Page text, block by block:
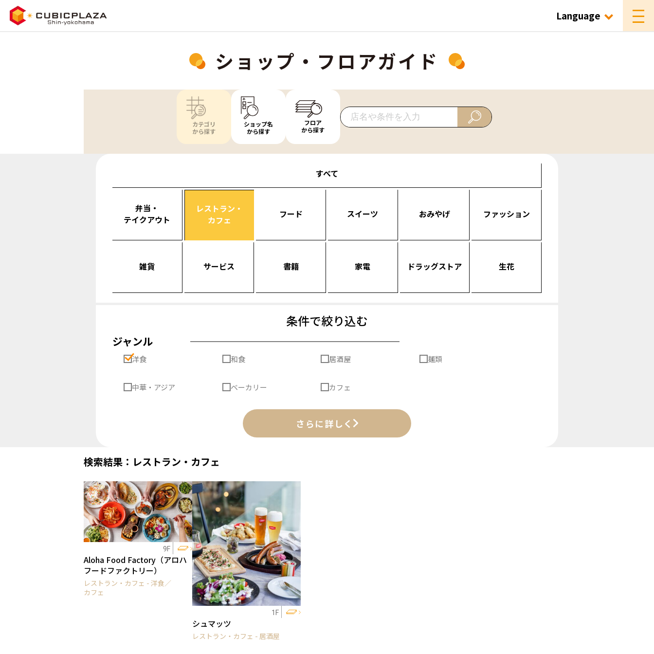
Language
ショップ・フロアガイド
カテゴリ
から探す
ショップ名
から探す
フロア
から探す
すべて
弁当・
テイクアウト
レストラン・
カフェ
フード スイーツ おみやげ ファッション
雑貨 サービス 書籍 家電 ドラッグストア 生花
条件で絞り込む
ジャンル
洋食 和食 居酒屋 麺類
中華・アジア ベーカリー カフェ
さらに詳しく
検索結果：レストラン・カフェ
9F
Aloha Food Factory（アロハ
フードファクトリー）
レストラン・カフェ - 洋食／
カフェ
1F
シュマッツ
レストラン・カフェ - 居酒屋